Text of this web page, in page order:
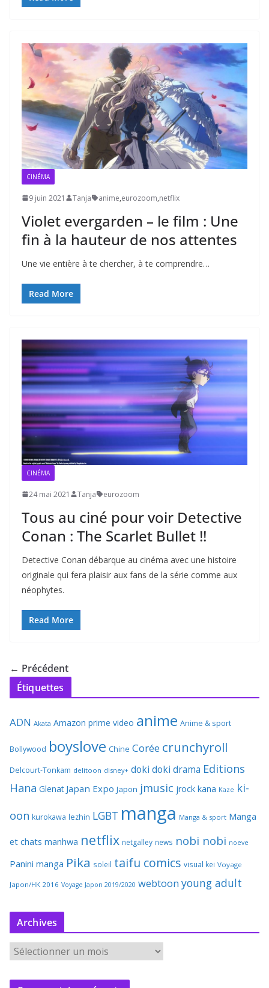
CINÉMA
9 juin 2021 Tanja anime,eurozoom,netflix
Violet evergarden – le film : Une
fin à la hauteur de nos attentes
Une vie entière à te chercher, à te comprendre…
Read More
CINÉMA
24 mai 2021 Tanja eurozoom
Tous au ciné pour voir Detective
Conan : The Scarlet Bullet !!
Detective Conan débarque au cinéma avec une histoire
originale qui fera plaisir aux fans de la série comme aux
néophytes.
Read More
← Précédent
Étiquettes
ADN Akata Amazon prime video anime Anime & sport
Bollywood boyslove Chine Corée crunchyroll
Delcourt-Tonkam delitoon disney+ doki doki drama Editions
Hana Glenat Japan Expo Japon jmusic jrock kana Kaze ki-
oon kurokawa lezhin LGBT manga Manga & sport Manga
et chats manhwa netflix netgalley news nobi nobi noeve
Panini manga Pika soleil taifu comics visual kei Voyage
Japon/HK 2016 Voyage Japon 2019/2020 webtoon young adult
Archives
r
c